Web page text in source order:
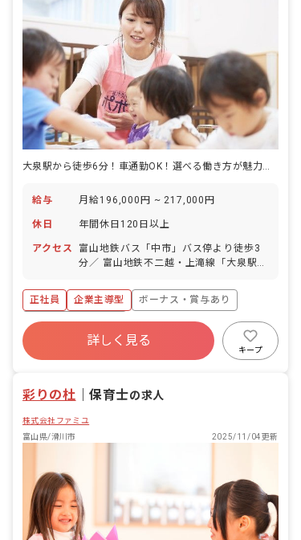
大泉駅から徒歩6分！車通勤OK！選べる働き方が魅力の企業主導型保育園
給与 月給196,000円 ~ 217,000円
休日 年間休日120日以上
アクセス
富山地鉄バス「中市」バス停より徒歩3
分／ 富山地鉄不二越・上滝線「大泉駅」
正社員
企業主導型
ボーナス・賞与あり
年間休日120日以上
寮・住宅・家賃補助あり
社会保険完備
昇給昇進あり
詳しく見る
キープ
彩りの杜 ｜保育士の求人
株式会社ファミユ
富山県/滑川市
2025/11/04更新